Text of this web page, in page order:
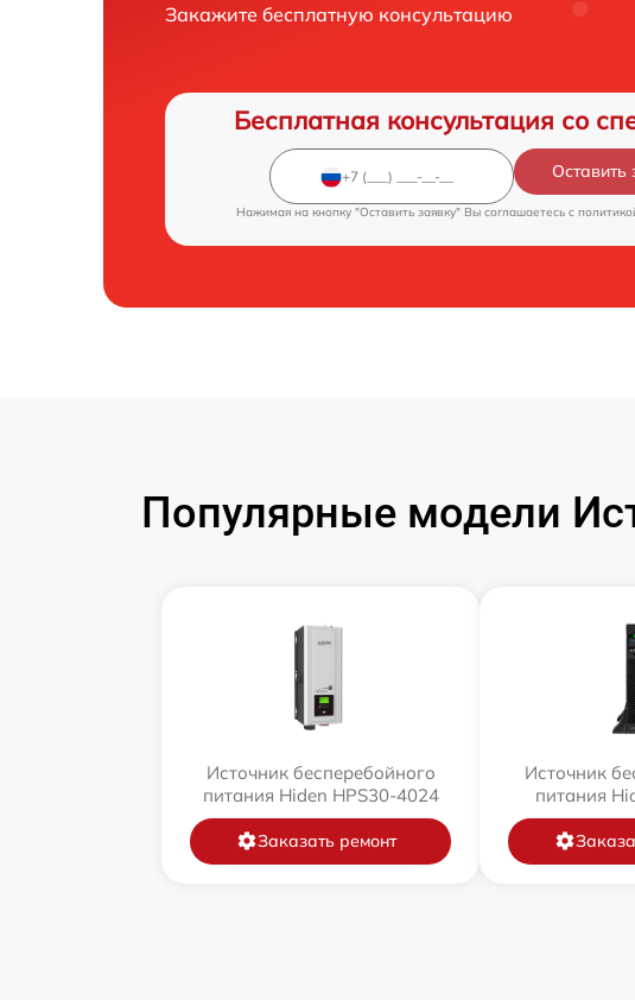
Закажите бесплатную консультацию
Бесплатная консультация со
Оставить
Нажимая на кнопку "Оставить заявку" Вы соглашаетесь c
Популярные модели
Источник бесперебойного
питания Hiden HPS30-4024
Заказать ремонт
Источник
питания